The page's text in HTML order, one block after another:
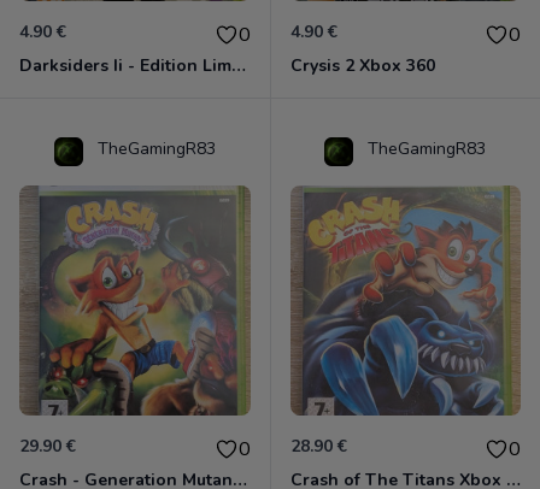
4.90 € 0
Darksiders Ii - Edition Limitée Xbox 360
4.90 € 0
Crysis 2 Xbox 360
TheGamingR83
29.90 € 0
Crash - Generation Mutant Xbox 360
TheGamingR83
28.90 € 0
Crash of The Titans Xbox 360